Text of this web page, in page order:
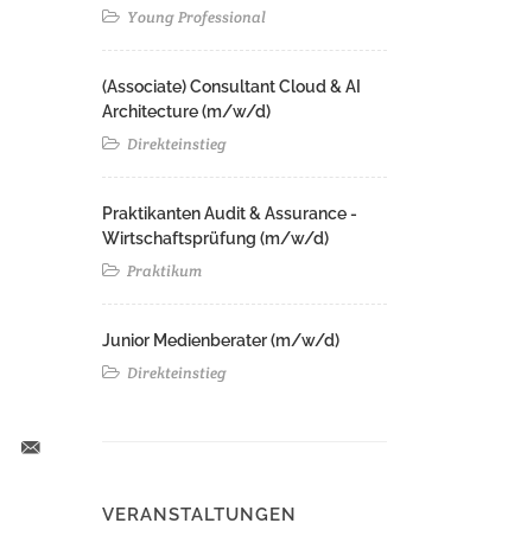
Young Professional
(Associate) Consultant Cloud & AI
Architecture (m/w/d)​ ​
Direkteinstieg
Praktikanten Audit & Assurance -
Wirtschaftsprüfung (m/w/d)
Praktikum
Junior Medienberater (m/w/d)
Direkteinstieg
VERANSTALTUNGEN